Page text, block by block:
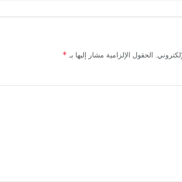
الحقول الإلزامية مشار إليها بـ *